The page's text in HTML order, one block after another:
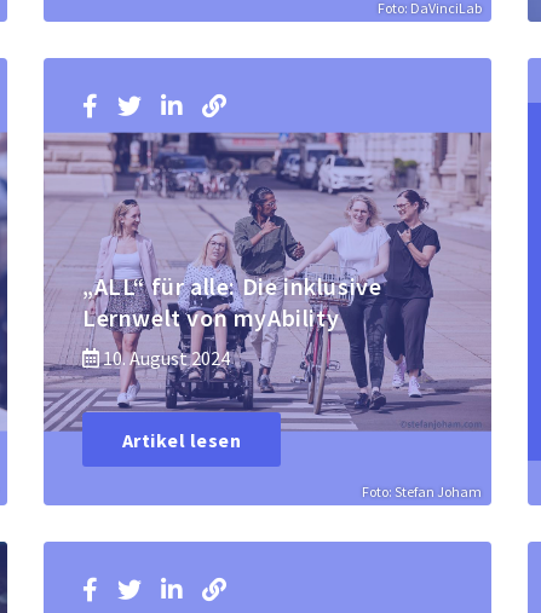
Foto: DaVinciLab
Foto: Stefan Joham
„ALL“ für alle: Die inklusive
Lernwelt von myAbility
10. August 2024
Artikel lesen